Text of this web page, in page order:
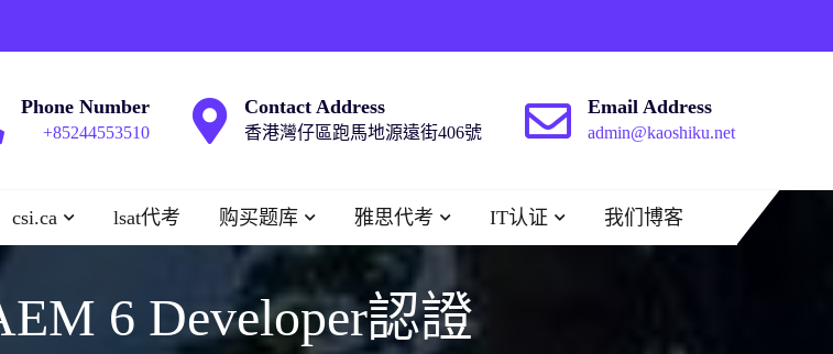
Phone Number
+85244553510
Contact Address
香港灣仔區跑馬地源遠街406號
Email Address
admin@kaoshiku.net
csi.ca lsat代考 购买题库 雅思代考 IT认证 我们博客
6 Developer認證